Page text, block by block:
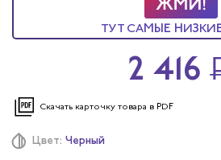
Цвет: Черный
ТУТ САМЫЕ
2 416
Скачать карточку товара в PDF